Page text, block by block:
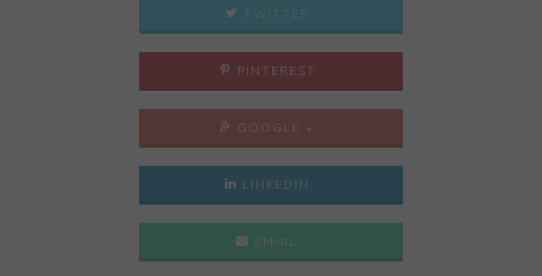
TWITTER
PINTEREST
GOOGLE +
LINKEDIN
EMAIL